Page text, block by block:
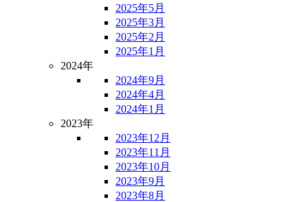
2025年5月
2025年3月
2025年2月
2025年1月
2024年
2024年9月
2024年4月
2024年1月
2023年
2023年12月
2023年11月
2023年10月
2023年9月
2023年8月